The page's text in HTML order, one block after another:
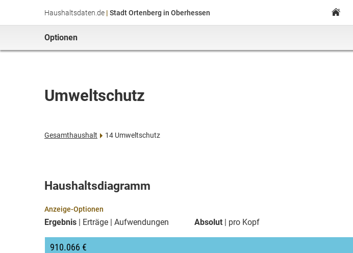
Haushaltsdaten.de | Stadt Ortenberg in Oberhessen
Optionen
Umweltschutz
Gesamthaushalt 14 Umweltschutz
Haushaltsdiagramm
Anzeige-Optionen
Ergebnis Erträge Aufwendungen Absolut pro Kopf
910.066 €